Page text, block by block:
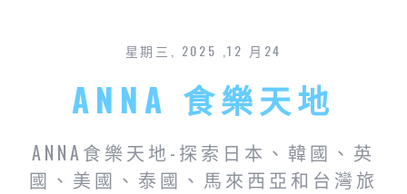
星期三, 2025 ,12 月24
ANNA 食樂天地
ANNA食樂天地-探索日本、韓國、英
國、美國、泰國、馬來西亞和台灣旅